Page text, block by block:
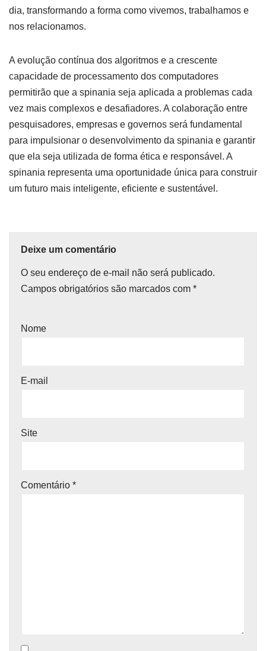
dia, transformando a forma como vivemos, trabalhamos e
nos relacionamos.
A evolução contínua dos algoritmos e a crescente
capacidade de processamento dos computadores
permitirão que a spinania seja aplicada a problemas cada
vez mais complexos e desafiadores. A colaboração entre
pesquisadores, empresas e governos será fundamental
para impulsionar o desenvolvimento da spinania e garantir
que ela seja utilizada de forma ética e responsável. A
spinania representa uma oportunidade única para construir
um futuro mais inteligente, eficiente e sustentável.
Deixe um comentário
O seu endereço de e-mail não será publicado.
Campos obrigatórios são marcados com *
Nome
E-mail
Site
Comentário *